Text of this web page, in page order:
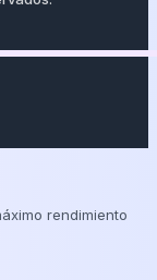
rendimiento